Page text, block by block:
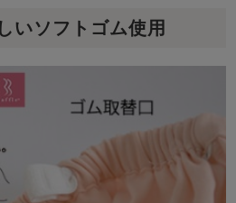
いソフトゴム使用